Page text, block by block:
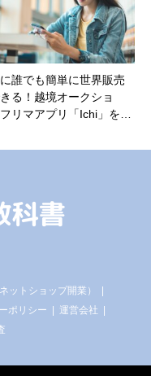
誰でも簡単に世界販売
る！越境オークショ
リマアプリ「Ichi」を…
ットショップ開業）
ポリシー
運営会社